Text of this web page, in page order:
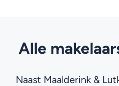
Alle
Naast Maalderink &